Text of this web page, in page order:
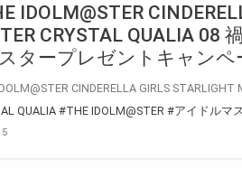
IDOLM@STER
CRYSTAL QUALIA 08
タープレゼントキャンペ
QUALIA #THE IDOLM@STER #アイドルマ